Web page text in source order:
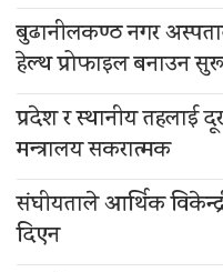
बुढानीलकण्ठ नगर
हेल्थ प्रोफाइल बनाउन सुरू
प्रदेश र स्थानीय तहलाई
मन्त्रालय सकरात्मक
संघीयताले आर्थिक
दिएन